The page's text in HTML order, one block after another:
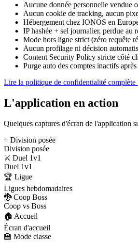
Aucune donnée personnelle vendue
Aucun cookie de tracking, aucun
Hébergement chez IONOS en
IP hashée + sel journalier, perdue au
Mode hors ligne strict (zéro requête
Aucun profilage ni décision
Content Security Policy stricte côté
Purge auto des comptes inactifs après
Lire la politique de confidentialité
L'application en action
Quelques captures d'écran de l'application
÷ Division posée
Division posée
⚔️ Duel 1v1
Duel 1v1
🏆 Ligue
Ligues hebdomadaires
🐉 Coop Boss
Coop vs Boss
🏠 Accueil
Écran d'accueil
🏫 Mode classe